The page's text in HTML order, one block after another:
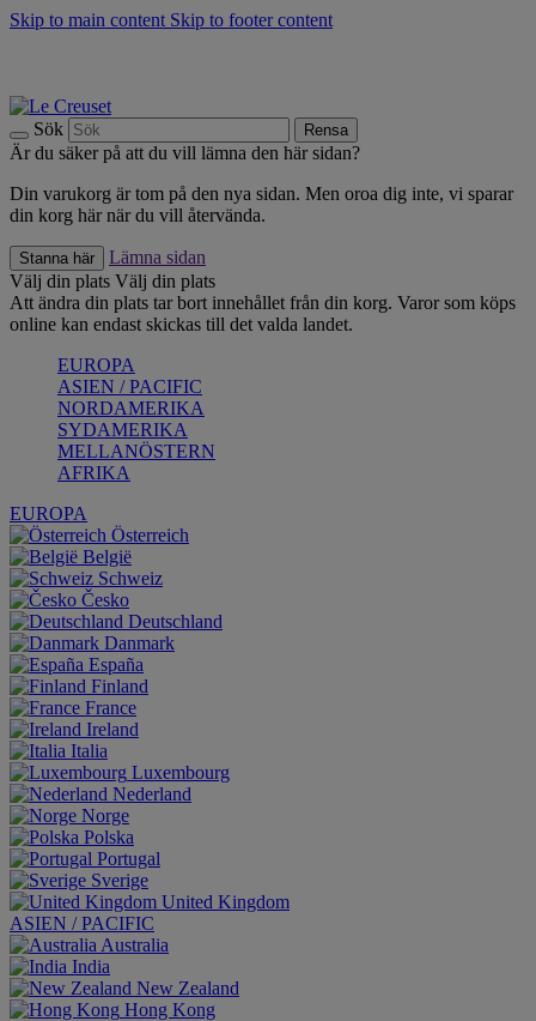
Skip to main content Skip to footer content
Sök Rensa
Är du säker på att du vill lämna den här sidan?
Din varukorg är tom på den nya sidan. Men oroa dig inte, vi sparar
din korg här när du vill återvända.
Stanna här
Lämna sidan
Välj din plats Välj din plats
Att ändra din plats tar bort innehållet från din korg. Varor som köps
online kan endast skickas till det valda landet.
EUROPA
ASIEN / PACIFIC
NORDAMERIKA
SYDAMERIKA
MELLANÖSTERN
AFRIKA
EUROPA
Österreich
België
Schweiz
Česko
Deutschland
Danmark
España
Finland
France
Ireland
Italia
Luxembourg
Nederland
Norge
Polska
Portugal
Sverige
United Kingdom
ASIEN / PACIFIC
Australia
India
New Zealand
Hong Kong